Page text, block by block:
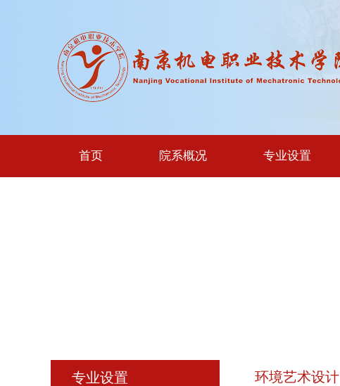
首页 院系概况 专业设置
专业设置 环境艺术设计